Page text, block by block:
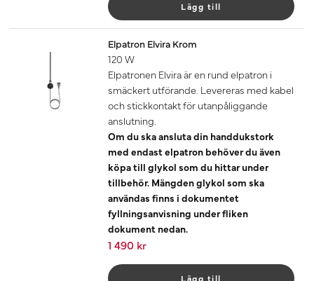
Lägg till
Elpatron Elvira Krom
120 W
Elpatronen Elvira är en rund elpatron i
smäckert utförande. Levereras med kabel
och stickkontakt för utanpåliggande
anslutning.
Om du ska ansluta din handdukstork
med endast elpatron behöver du även
köpa till glykol som du hittar under
tillbehör. Mängden glykol som ska
användas finns i dokumentet
fyllningsanvisning under fliken
dokument nedan.
1 490 kr
Lägg till